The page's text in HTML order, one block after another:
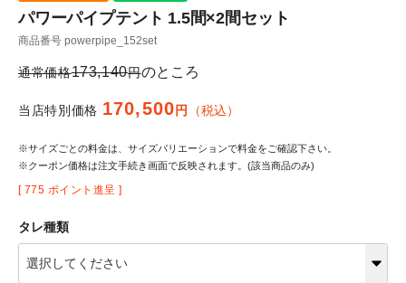
パワーパイプテント 1.5間×2間セット
商品番号 powerpipe_152set
通常価格173,140 のところ
当店特別価格 170,500 税込
※サイズごとの料金は、サイズバリエーションで料金をご確認下さい。
※クーポン価格は注文手続き画面で反映されます。(該当商品のみ)
[ 775 ポイント進呈 ]
タレ種類